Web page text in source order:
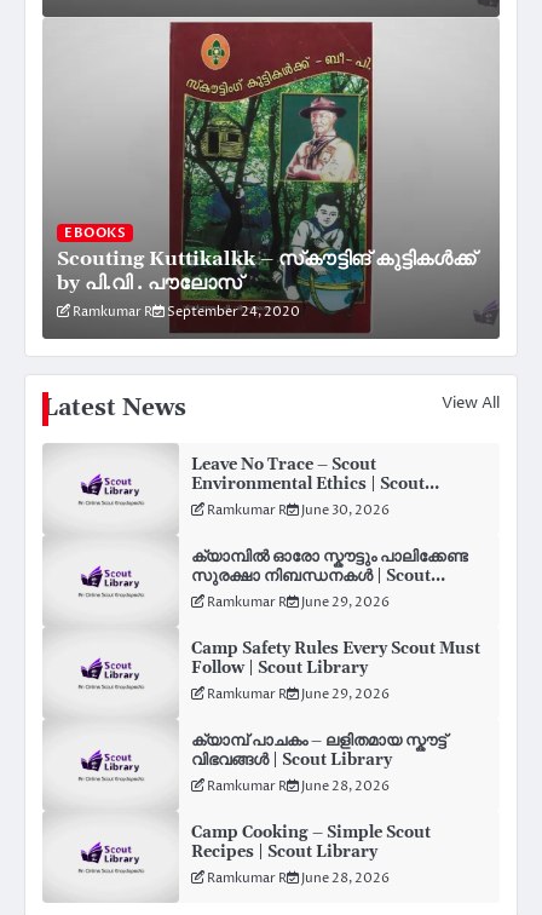
EBOOKS
Scouting Kuttikalkk – സ്‌കൗട്ടിങ് കുട്ടികൾക്ക്
by പി.വി . പൗലോസ്
Ramkumar R September 24, 2020
Latest News View All
Leave No Trace – Scout
Environmental Ethics | Scout
Library
Ramkumar R June 30, 2026
ക്യാമ്പിൽ ഓരോ സ്കൗട്ടും പാലിക്കേണ്ട
സുരക്ഷാ നിബന്ധനകൾ | Scout
Library
Ramkumar R June 29, 2026
Camp Safety Rules Every Scout Must
Follow | Scout Library
Ramkumar R June 29, 2026
ക്യാമ്പ് പാചകം – ലളിതമായ സ്കൗട്ട്
വിഭവങ്ങൾ | Scout Library
Ramkumar R June 28, 2026
Camp Cooking – Simple Scout
Recipes | Scout Library
Ramkumar R June 28, 2026